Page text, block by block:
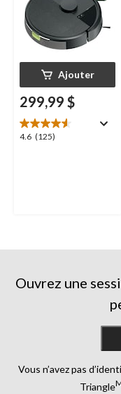
Ajouter
299,99 $
4.6 (125)
4.6
Ouvrez une
Vous n’avez pas
Triangle